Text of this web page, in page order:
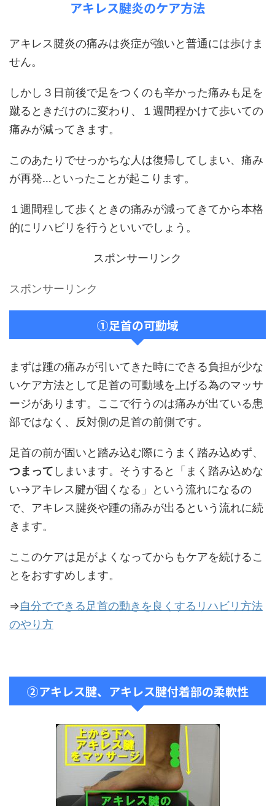
アキレス腱炎のケア方法
アキレス腱炎の痛みは炎症が強いと普通には歩けま
せん。
しかし３日前後で足をつくのも辛かった痛みも足を
蹴るときだけのに変わり、１週間程かけて歩いての
痛みが減ってきます。
このあたりでせっかちな人は復帰してしまい、痛み
が再発…といったことが起こります。
１週間程して歩くときの痛みが減ってきてから本格
的にリハビリを行うといいでしょう。
スポンサーリンク
スポンサーリンク
①足首の可動域
まずは踵の痛みが引いてきた時にできる負担が少な
いケア方法として足首の可動域を上げる為のマッサ
ージがあります。ここで行うのは痛みが出ている患
部ではなく、反対側の足首の前側です。
足首の前が固いと踏み込む際にうまく踏み込めず、
つまって しまいます。そうすると「まく踏み込めな
い→アキレス腱が固くなる」という流れになるの
で、アキレス腱炎や踵の痛みが出るという流れに続
きます。
ここのケアは足がよくなってからもケアを続けるこ
とをおすすめします。
⇒自分でできる足首の動きを良くするリハビリ方法
のやり方
②アキレス腱、アキレス腱付着部の柔軟性